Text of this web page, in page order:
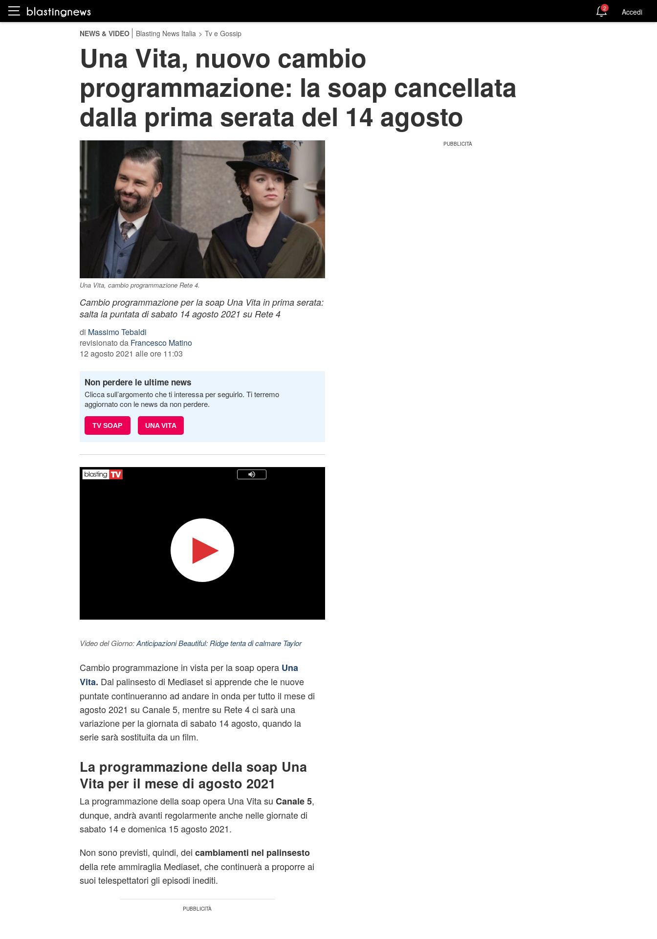
2 Accedi
NEWS & VIDEO Blasting News Italia > Tv e Gossip
Una Vita, nuovo cambio
programmazione: la soap cancellata
dalla prima serata del 14 agosto
Una Vita, cambio programmazione Rete 4.
Cambio programmazione per la soap Una Vita in prima serata:
salta la puntata di sabato 14 agosto 2021 su Rete 4
di Massimo Tebaldi
revisionato da Francesco Matino
12 agosto 2021 alle ore 11:03
Non perdere le ultime news
Clicca sull’argomento che ti interessa per seguirlo. Ti terremo
aggiornato con le news da non perdere.
TV SOAP UNA VITA
Video del Giorno:Anticipazioni Beautiful: Ridge tenta di calmare Taylor
Cambio programmazione in vista per la soap opera Una
Vita. Dal palinsesto di Mediaset si apprende che le nuove
puntate continueranno ad andare in onda per tutto il mese di
agosto 2021 su Canale 5, mentre su Rete 4 ci sarà una
variazione per la giornata di sabato 14 agosto, quando la
serie sarà sostituita da un film.
La programmazione della soap Una
Vita per il mese di agosto 2021
La programmazione della soap opera Una Vita su Canale 5,
dunque, andrà avanti regolarmente anche nelle giornate di
sabato 14 e domenica 15 agosto 2021.
Non sono previsti, quindi, dei cambiamenti nel palinsesto
della rete ammiraglia Mediaset, che continuerà a proporre ai
suoi telespettatori gli episodi inediti.